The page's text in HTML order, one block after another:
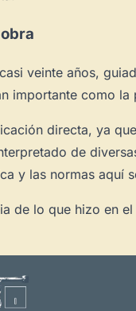
veinte años,
importante como
directa, ya
de
y las normas aquí
de lo que hizo en